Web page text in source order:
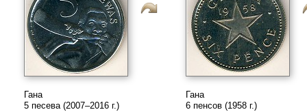
Гана
5 песева (2007–2016 г.)
Гана
6 пенсов (1958 г.)